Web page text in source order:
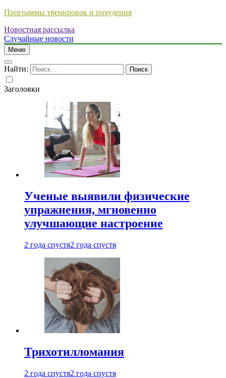
Программы тренировок и похудения
Новостная рассылка
Случайные новости
Меню
Найти:
Заголовки
Ученые выявили физические
упражнения, мгновенно
улучшающие настроение
2 года спустя2 года спустя
Трихотилломания
2 года спустя2 года спустя